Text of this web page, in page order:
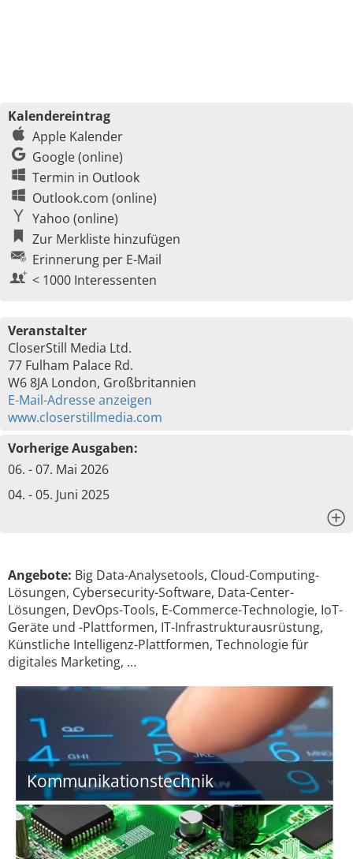
Kalendereintrag
Apple Kalender
Google (online)
Termin in Outlook
Outlook.com (online)
Yahoo (online)
Zur Merkliste hinzufügen
Erinnerung per E-Mail
< 1000 Interessenten
Veranstalter
CloserStill Media Ltd.
77 Fulham Palace Rd.
W6 8JA London, Großbritannien
E-Mail-Adresse anzeigen
www.closerstillmedia.com
Vorherige Ausgaben:
06. - 07. Mai 2026
04. - 05. Juni 2025
Angebote: Big Data-Analysetools, Cloud-Computing-
Lösungen, Cybersecurity-Software, Data-Center-
Lösungen, DevOps-Tools, E-Commerce-Technologie, IoT-
Geräte und -Plattformen, IT-Infrastrukturausrüstung,
Künstliche Intelligenz-Plattformen, Technologie für
digitales Marketing, …
Kommunikationstechnik